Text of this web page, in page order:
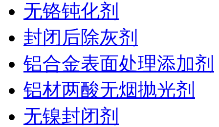
无铬钝化剂
封闭后除灰剂
铝合金表面处理添加剂
铝材两酸无烟抛光剂
无镍封闭剂